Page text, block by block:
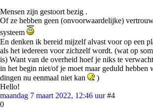
Mensen zijn gestoort bezig .
Of ze hebben geen (onvoorwaardelijke)
systeem
En denken ik bereid mijzelf alvast voor op een
als het iedereen voor zichzelf wordt. (wat op
is) Want van de overheid hoef je niks te
in het begin niet/of je moet maar geduld hebben
dingen nu eenmaal niet kan
)
Hello!
maandag 7 maart 2022, 12:46 uur #4
0